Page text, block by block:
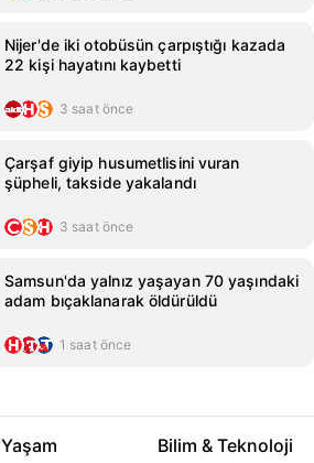
Nijer'de iki otobüsün çarpıştığı kazada
22 kişi hayatını kaybetti
3 saat önce
Çarşaf giyip husumetlisini vuran
şüpheli, takside yakalandı
3 saat önce
Samsun'da yalnız yaşayan 70 yaşındaki
adam bıçaklanarak öldürüldü
1 saat önce
Yaşam Bilim & Teknoloji